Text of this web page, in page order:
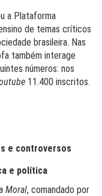
a Plataforma
de temas críticos
brasileira. Nas
também interage
números: nos
11.400 inscritos.
e controversos
e política
Moral, comandado por